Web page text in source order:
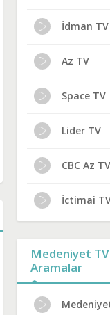
İdman TV
Az TV
Space TV
Lider TV
CBC Az TV
İctimai
Medeniyet
Aramalar